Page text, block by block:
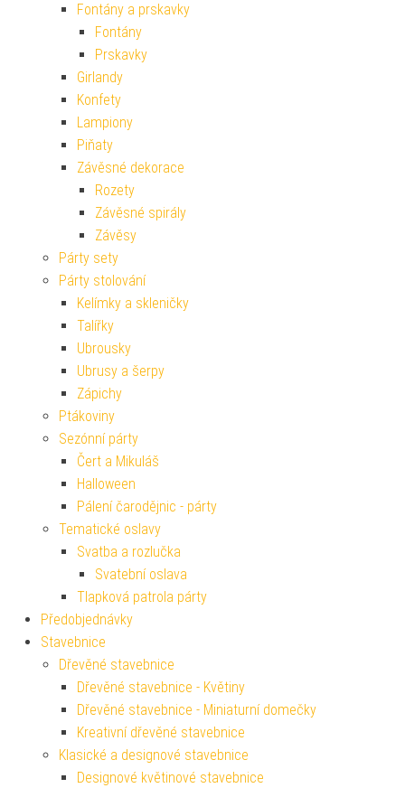
Fontány a prskavky
Fontány
Prskavky
Girlandy
Konfety
Lampiony
Piňaty
Závěsné dekorace
Rozety
Závěsné spirály
Závěsy
Párty sety
Párty stolování
Kelímky a skleničky
Talířky
Ubrousky
Ubrusy a šerpy
Zápichy
Ptákoviny
Sezónní párty
Čert a Mikuláš
Halloween
Pálení čarodějnic - párty
Tematické oslavy
Svatba a rozlučka
Svatební oslava
Tlapková patrola párty
Předobjednávky
Stavebnice
Dřevěné stavebnice
Dřevěné stavebnice - Květiny
Dřevěné stavebnice - Miniaturní domečky
Kreativní dřevěné stavebnice
Klasické a designové stavebnice
Designové květinové stavebnice